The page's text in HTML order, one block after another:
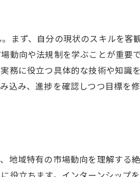
まず、自分の現状のスキルを客
動向や法規制を学ぶことが重要
務に役立つ具体的な技術や知識
込み、進捗を確認しつつ目標を
地域特有の市場動向を理解する